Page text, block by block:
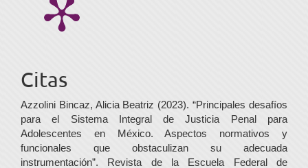
Citas
Azzolini Bincaz, Alicia Beatriz (2023). “Principales desafíos
para el Sistema Integral de Justicia Penal para
Adolescentes en México. Aspectos normativos y
funcionales que obstaculizan su adecuada
instrumentación”. Revista de la Escuela Federal de